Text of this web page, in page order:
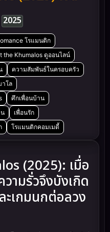
2025
โรแมนติก
the Khumalos ดูออนไลน์
ความสัมพันธ์ในครอบครัว
โล
ศึกเพื่อนบ้าน
เพื่อนรัก
โรแมนติกคอมเมดี้
(2025): เมื่อ
ามรั่วจึงบังเกิด
ะเกมนกต่อลวง